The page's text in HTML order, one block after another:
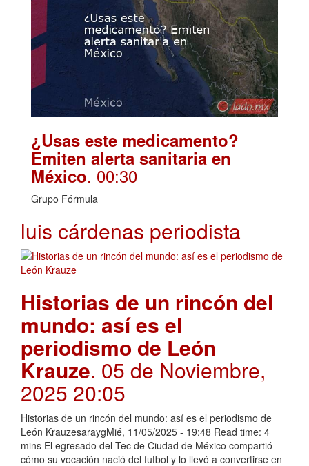
¿Usas este medicamento?
Emiten alerta sanitaria en
México. 00:30
Grupo Fórmula
luis cárdenas periodista
Historias de un rincón del
mundo: así es el
periodismo de León
Krauze. 05 de Noviembre,
2025 20:05
Historias de un rincón del mundo: así es el periodismo de
León KrauzesaraygMié, 11/05/2025 - 19:48 Read time: 4
mins El egresado del Tec de Ciudad de México compartió
cómo su vocación nació del futbol y lo llevó a convertirse en